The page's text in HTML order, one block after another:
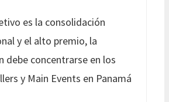
es la consolidación
y el alto premio, la
debe concentrarse en los
y Main Events en Panamá